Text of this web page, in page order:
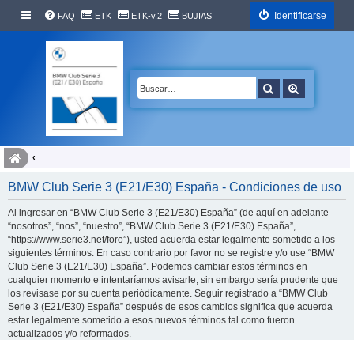
FAQ ETK ETK-v.2 BUJIAS Identificarse
Buscar
BMW Club Serie 3 (E21/E30) España - Condiciones de uso
Al ingresar en “BMW Club Serie 3 (E21/E30) España” (de aquí en adelante
“nosotros”, “nos”, “nuestro”, “BMW Club Serie 3 (E21/E30) España”,
“https://www.serie3.net/foro”), usted acuerda estar legalmente sometido a los
siguientes términos. En caso contrario por favor no se registre y/o use “BMW
Club Serie 3 (E21/E30) España”. Podemos cambiar estos términos en
cualquier momento e intentaríamos avisarle, sin embargo sería prudente que
los revisase por su cuenta periódicamente. Seguir registrado a “BMW Club
Serie 3 (E21/E30) España” después de esos cambios significa que acuerda
estar legalmente sometido a esos nuevos términos tal como fueron
actualizados y/o reformados.